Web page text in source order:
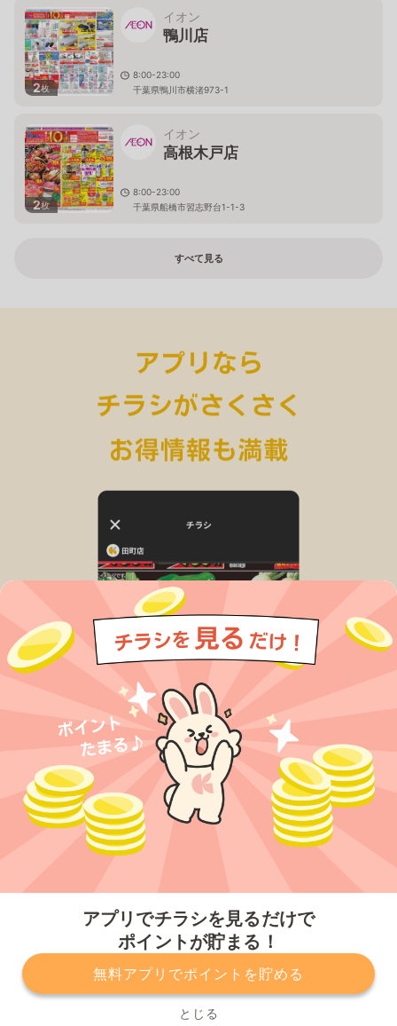
アプリでチラシを見るだけで
ポイントが貯まる！
無料アプリでポイントを貯める
とじる
2枚
イオン
鴨川店
8:00-23:00
千葉県鴨川市横渚973-1
2枚
イオン
高根木戸店
8:00-23:00
千葉県船橋市習志野台1-1-3
すべて見る
プライバシーポリシー 利用規約
運営会社
サービスに関してのお問い合わせ